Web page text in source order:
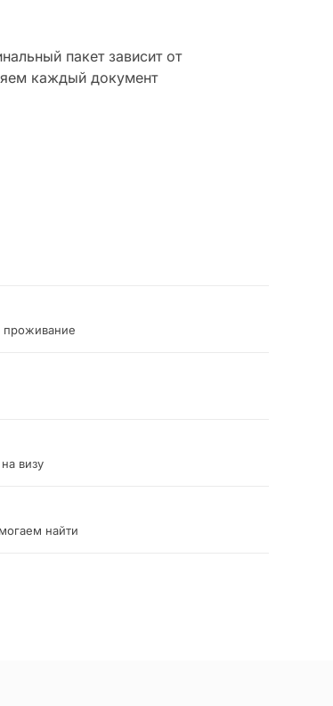
пакет зависит от
каждый документ
проживание
визу
найти